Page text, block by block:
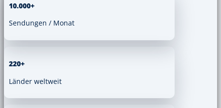
10.000+
Sendungen / Monat
220+
Länder weltweit